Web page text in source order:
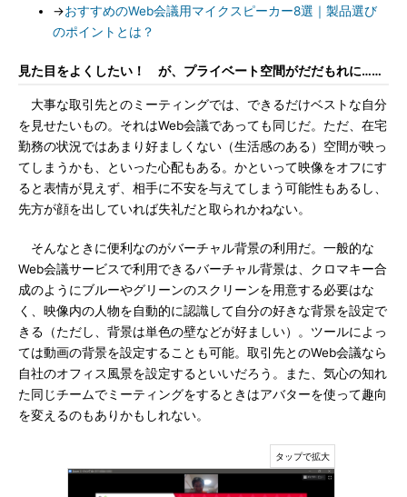
→おすすめのWeb会議用マイクスピーカー8選｜製品選び
のポイントとは？
見た目をよくしたい！ が、プライベート空間がだだもれに……
大事な取引先とのミーティングでは、できるだけベストな自分
を見せたいもの。それはWeb会議であっても同じだ。ただ、在宅
勤務の状況ではあまり好ましくない（生活感のある）空間が映っ
てしまうかも、といった心配もある。かといって映像をオフにす
ると表情が見えず、相手に不安を与えてしまう可能性もあるし、
先方が顔を出していれば失礼だと取られかねない。
そんなときに便利なのがバーチャル背景の利用だ。一般的な
Web会議サービスで利用できるバーチャル背景は、クロマキー合
成のようにブルーやグリーンのスクリーンを用意する必要はな
く、映像内の人物を自動的に認識して自分の好きな背景を設定で
きる（ただし、背景は単色の壁などが好ましい）。ツールによっ
ては動画の背景を設定することも可能。取引先とのWeb会議なら
自社のオフィス風景を設定するといいだろう。また、気心の知れ
た同じチームでミーティングをするときはアバターを使って趣向
を変えるのもありかもしれない。